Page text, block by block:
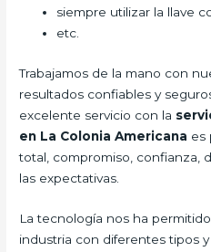
siempre utilizar la llave
etc.
Trabajamos de la mano con
resultados confiables y
excelente servicio con la
en La Colonia Americana es
total, compromiso, confianza,
las expectativas.
La tecnología nos ha
industria con diferentes tipos y